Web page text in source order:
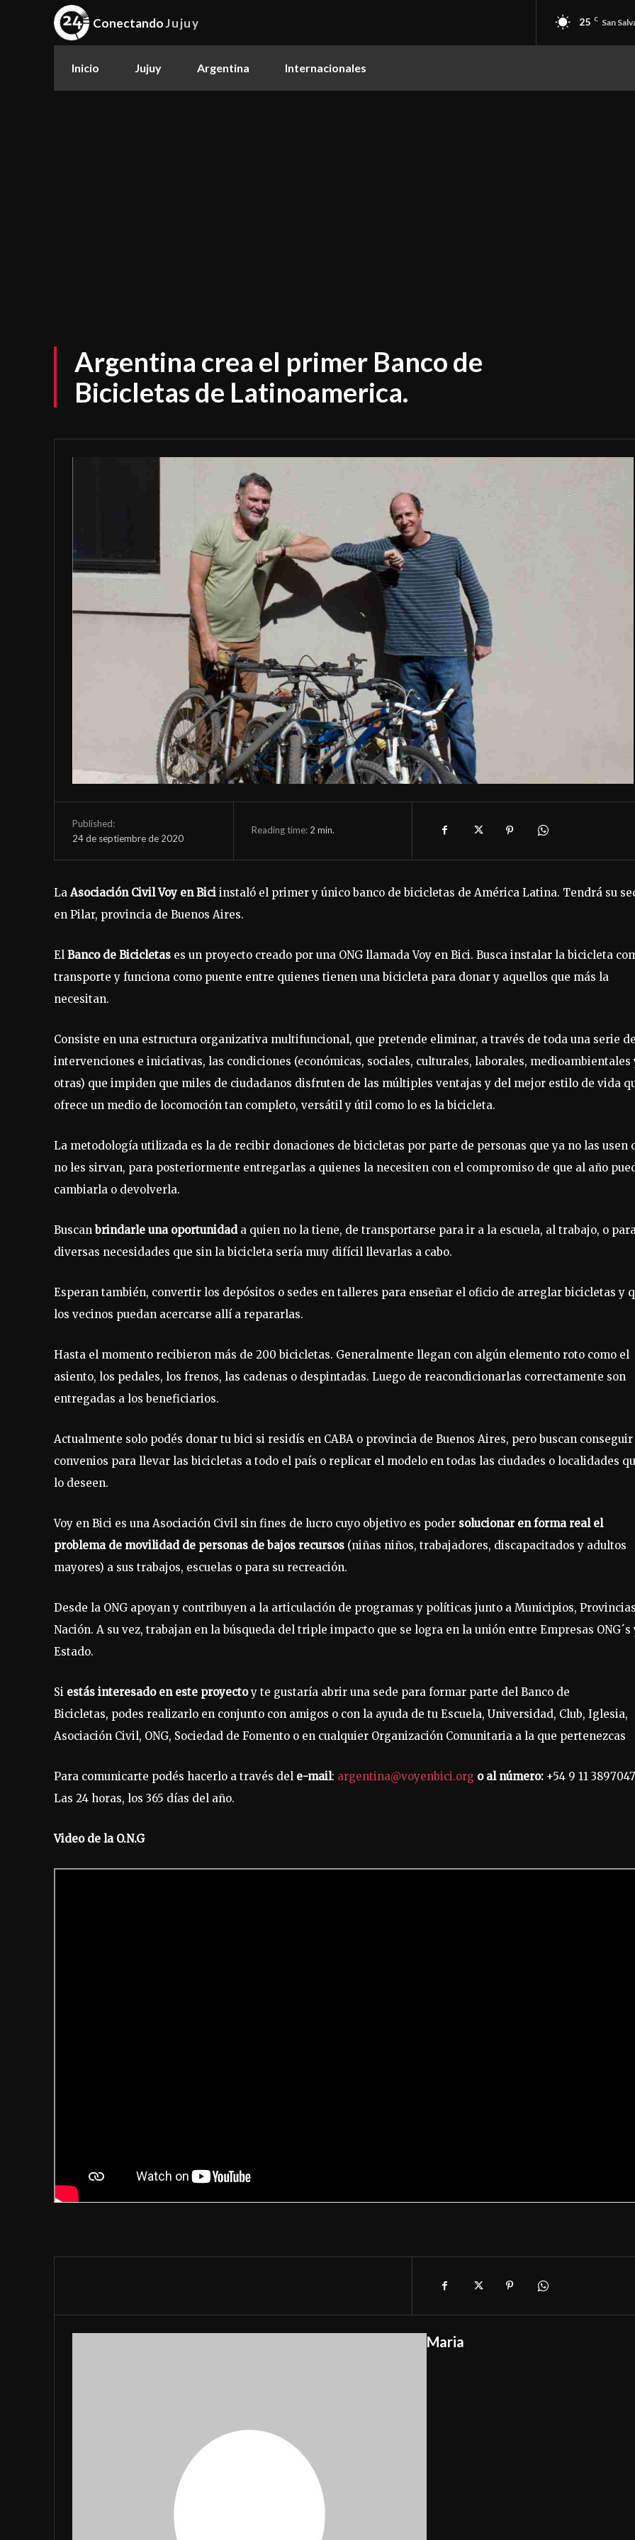
ConectandoJujuy 25 C San
Inicio Jujuy Argentina Internacionales
Argentina crea el primer Banco de
Bicicletas de Latinoamerica.
Published:
24 de septiembre de 2020
Reading time: 2 min.
La Asociación Civil Voy en Bici instaló el primer y único banco de bicicletas de América Latina. Tendrá su
en Pilar, provincia de Buenos Aires.
El Banco de Bicicletas es un proyecto creado por una ONG llamada Voy en Bici. Busca instalar la bicicleta
transporte y funciona como puente entre quienes tienen una bicicleta para donar y aquellos que más la
necesitan.
Consiste en una estructura organizativa multifuncional, que pretende eliminar, a través de toda una serie de
intervenciones e iniciativas, las condiciones (económicas, sociales, culturales, laborales, medioambientales
otras) que impiden que miles de ciudadanos disfruten de las múltiples ventajas y del mejor estilo de vida
ofrece un medio de locomoción tan completo, versátil y útil como lo es la bicicleta.
La metodología utilizada es la de recibir donaciones de bicicletas por parte de personas que ya no las usen
no les sirvan, para posteriormente entregarlas a quienes la necesiten con el compromiso de que al año
cambiarla o devolverla.
Buscanbrindarle una oportunidada quien no la tiene, de transportarse para ir a la escuela, al trabajo, o para
diversas necesidades que sin la bicicleta sería muy difícil llevarlas a cabo.
Esperan también, convertir los depósitos o sedes en talleres para enseñar el oficio de arreglar bicicletas y
los vecinos puedan acercarse allí a repararlas.
Hasta el momento recibieron más de 200 bicicletas. Generalmente llegan con algún elemento roto como el
asiento, los pedales, los frenos, las cadenas o despintadas. Luego de reacondicionarlas correctamente son
entregadas a los beneficiarios.
Actualmente solo podés donar tu bici si residís en CABA o provincia de Buenos Aires, pero buscan conseguir
convenios para llevar las bicicletas a todo el país o replicar el modelo en todas las ciudades o localidades
lo deseen.
Voy en Bici es una Asociación Civil sin fines de lucro cuyo objetivo es poder solucionar en forma real el
problema de movilidad de personas de bajos recursos (niñas niños, trabajadores, discapacitados y adultos
mayores) a sus trabajos, escuelas o para su recreación.
Desde la ONG apoyan y contribuyen a la articulación de programas y políticas junto a Municipios,
Nación. A su vez, trabajan en la búsqueda del triple impacto que se logra en la unión entre Empresas ONG´s
Estado.
Si estás interesado en este proyectoy te gustaría abrir una sede para formar parte del Banco de
Bicicletas, podes realizarlo en conjunto con amigos o con la ayuda de tu Escuela, Universidad, Club, Iglesia,
Asociación Civil, ONG, Sociedad de Fomento o en cualquier Organización Comunitaria a la que pertenezcas
Para comunicarte podés hacerlo a través del e-mail: argentina@voyenbici.org o alnúmero: +54 9 11
Las 24 horas, los 365 días del año.
Video de la O.N.G
Maria